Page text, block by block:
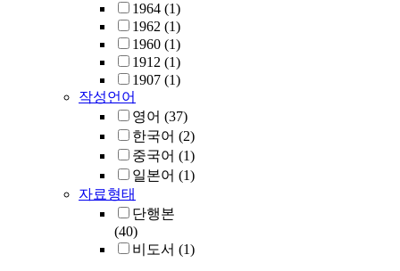
1964 (1)
1962 (1)
1960 (1)
1912 (1)
1907 (1)
작성언어
영어 (37)
한국어 (2)
중국어 (1)
일본어 (1)
자료형태
단행본
(40)
비도서 (1)